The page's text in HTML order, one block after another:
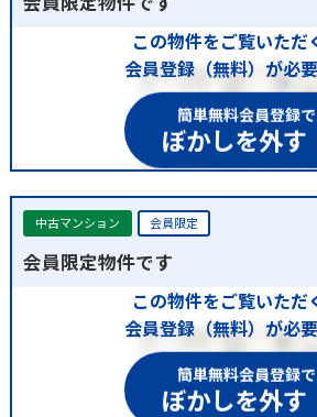
この物件をご覧いただ
会員登録（無料）が必要
簡単無料会員登録で
ぼかしを外す
中古マンション 会員限定
会員限定物件です
この物件をご覧いただ
会員登録（無料）が必要
簡単無料会員登録で
ぼかしを外す